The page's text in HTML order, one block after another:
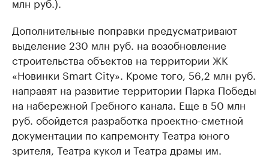
Дополнительные поправки предусматривают
выделение 230 млн руб. на возобновление
строительства объектов на территории ЖК
«Новинки Smart City». Кроме того, 56,2 млн руб.
направят на развитие территории Парка Победы
на набережной Гребного канала. Еще в 50 млн
руб. обойдется разработка проектно-сметной
документации по капремонту Театра юного
зрителя, Театра кукол и Театра драмы им.